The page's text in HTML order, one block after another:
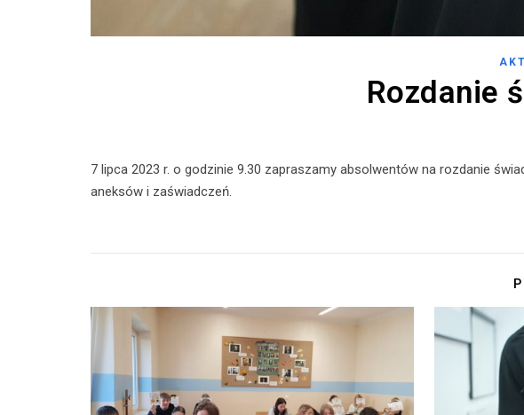
Rozdanie
7 lipca 2023 r. o godzinie 9.30 zapraszamy absolwentów na rozdanie
aneksów i zaświadczeń.